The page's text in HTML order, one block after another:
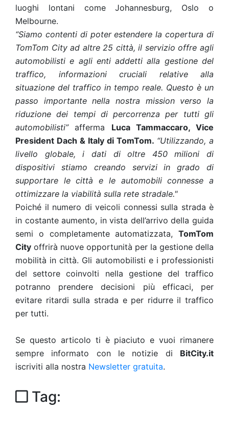
luoghi lontani come Johannesburg, Oslo o
Melbourne.
“Siamo contenti di poter estendere la copertura di
TomTom City ad altre 25 città, il servizio offre agli
automobilisti e agli enti addetti alla gestione del
traffico, informazioni cruciali relative alla
situazione del traffico in tempo reale. Questo è un
passo importante nella nostra mission verso la
riduzione dei tempi di percorrenza per tutti gli
automobilisti”afferma Luca Tammaccaro, Vice
President Dach & Italy di TomTom. “Utilizzando, a
livello globale, i dati di oltre 450 milioni di
dispositivi stiamo creando servizi in grado di
supportare le città e le automobili connesse a
ottimizzare la viabilità sulla rete stradale."
Poiché il numero di veicoli connessi sulla strada è
in costante aumento, in vista dell’arrivo della guida
semi o completamente automatizzata, TomTom
City offrirà nuove opportunità per la gestione della
mobilità in città. Gli automobilisti e i professionisti
del settore coinvolti nella gestione del traffico
potranno prendere decisioni più efficaci, per
evitare ritardi sulla strada e per ridurre il traffico
per tutti.
Se questo articolo ti è piaciuto e vuoi rimanere
sempre informato con le notizie di BitCity.it
iscriviti alla nostra Newsletter gratuita.
Tag: